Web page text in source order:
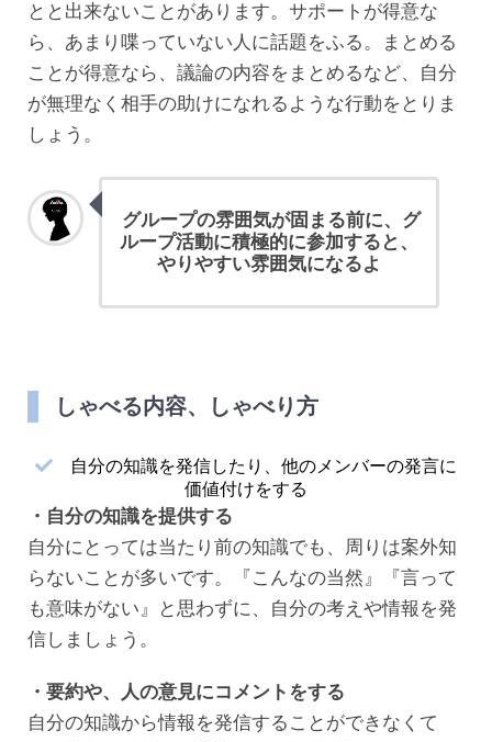
とと出来ないことがあります。サポートが得意な
ら、あまり喋っていない人に話題をふる。まとめる
ことが得意なら、議論の内容をまとめるなど、自分
が無理なく相手の助けになれるような行動をとりま
しょう。
グループの雰囲気が固まる前に、グ
ループ活動に積極的に参加すると、
やりやすい雰囲気になるよ
しゃべる内容、しゃべり方
自分の知識を発信したり、他のメンバーの発言に
価値付けをする
・自分の知識を提供する
自分にとっては当たり前の知識でも、周りは案外知
らないことが多いです。『こんなの当然』『言って
も意味がない』と思わずに、自分の考えや情報を発
信しましょう。
・要約や、人の意見にコメントをする
自分の知識から情報を発信することができなくて